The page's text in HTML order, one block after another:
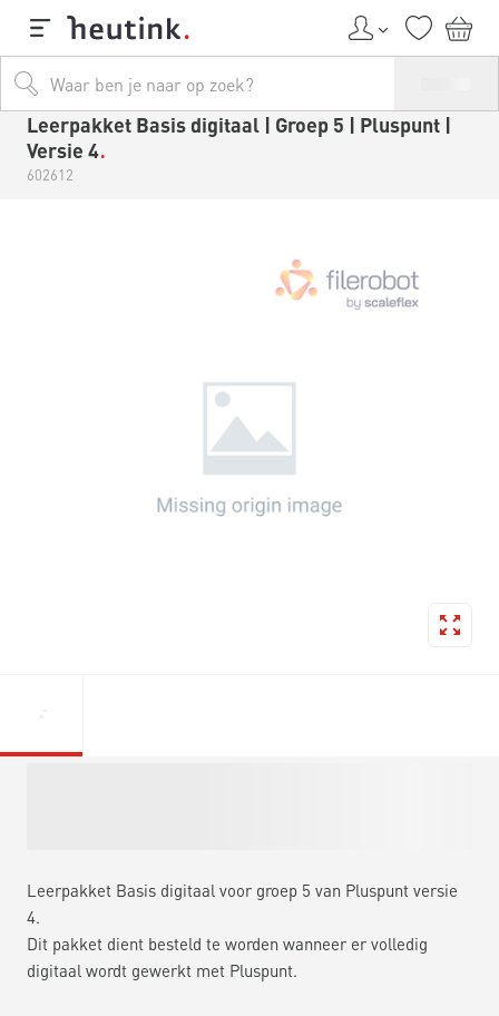
Leerpakket Basis digitaal | Groep 5 | Pluspunt |
Versie 4
602612
Leerpakket Basis digitaal voor groep 5 van Pluspunt versie
4.
Dit pakket dient besteld te worden wanneer er volledig
digitaal wordt gewerkt met Pluspunt.